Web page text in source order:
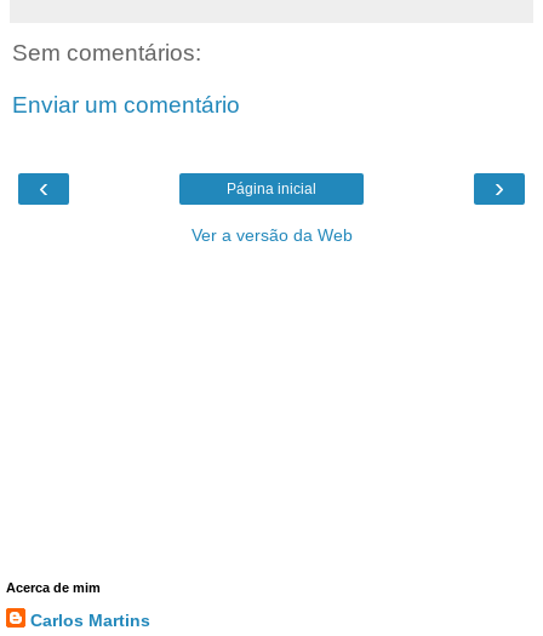
Sem comentários:
Enviar um comentário
‹ ›
Página inicial
Ver a versão da Web
Acerca de mim
Carlos Martins